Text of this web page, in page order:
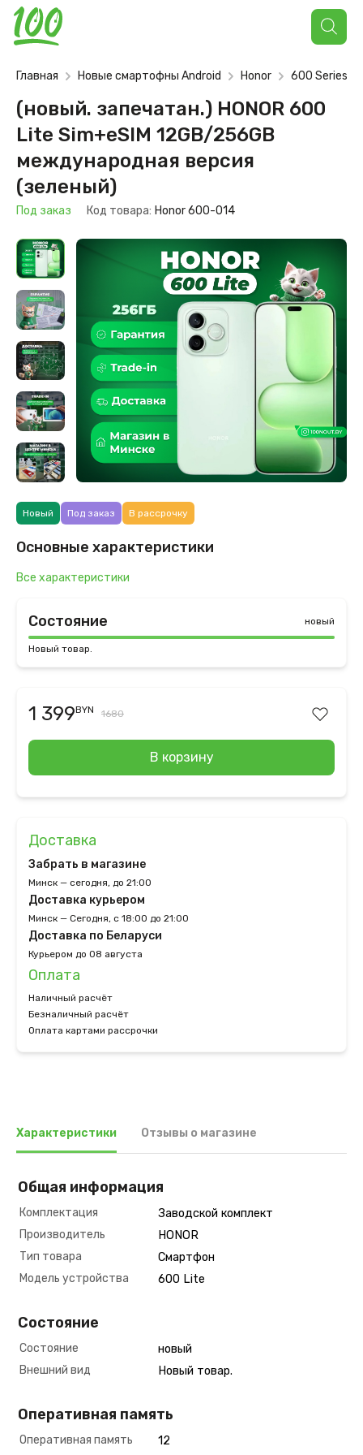
Поиск
товаров
Главная Новые смартофны Android Honor 600 Series
(новый. запечатан.) HONOR 600
Lite Sim+eSIM 12GB/256GB
международная версия
(зеленый)
Под заказ Код товара: Honor 600-014
Новый Под заказ В рассрочку
Основные характеристики
Все характеристики
Состояние новый
Новый товар.
1 399BYN 1680
В корзину
Доставка
Забрать в магазине
Минск — сегодня, до 21:00
Доставка курьером
Минск — Сегодня, с 18:00 до 21:00
Доставка по Беларуси
Курьером до 08 августа
Оплата
Наличный расчёт
Безналичный расчёт
Оплата картами рассрочки
Характеристики Отзывы о магазине
Общая информация
Комплектация
Заводской комплект
Производитель
HONOR
Тип товара
Смартфон
Модель устройства
600 Lite
Состояние
Состояние
новый
Внешний вид
Новый товар.
Оперативная память
Оперативная память 12